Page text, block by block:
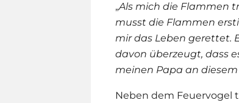
„Als mich die Flammen
musst die Flammen
mir das Leben gerettet.
davon überzeugt, dass
meinen Papa an
Neben dem Feuervogel